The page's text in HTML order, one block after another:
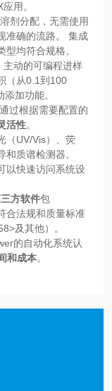
用。
剂分配，无需使用
准确的流路。 集成
均符合规格。
动的可编程进样
（从0.1到100
加功能。
过根据需要配置的
活性。
（UV/Vis）、荧
质谱检测器。
以快速访问系统设
方软件包
合法规和质量标准
及其他）。
的自动化系统认
和成本。